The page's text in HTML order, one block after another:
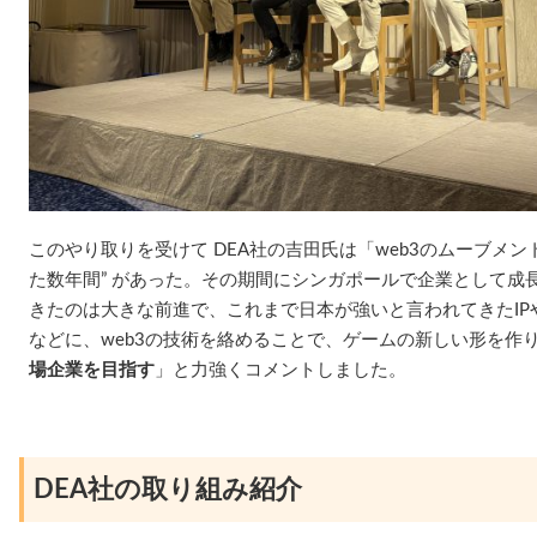
このやり取りを受けて DEA社の吉田氏は「web3のムーブメン
た数年間” があった。その期間にシンガポールで企業として成
きたのは大きな前進で、これまで日本が強いと言われてきた
などに、web3の技術を絡めることで、ゲームの新しい形を作
場企業を目指す 」と力強くコメントしました。
DEA社の取り組み紹介